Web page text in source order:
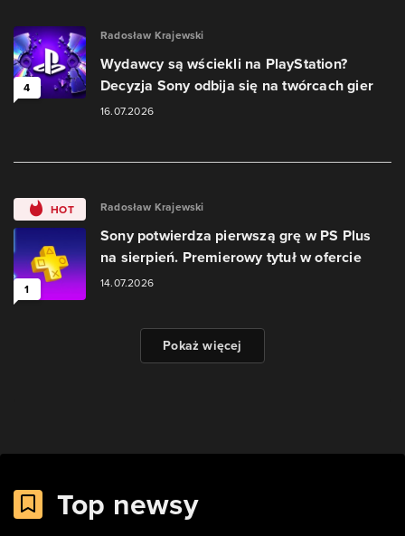
4
Radosław Krajewski
Wydawcy są wściekli na PlayStation?
Decyzja Sony odbija się na twórcach gier
16.07.2026
HOT
1
Radosław Krajewski
Sony potwierdza pierwszą grę w PS Plus
na sierpień. Premierowy tytuł w ofercie
14.07.2026
Pokaż więcej
Top newsy